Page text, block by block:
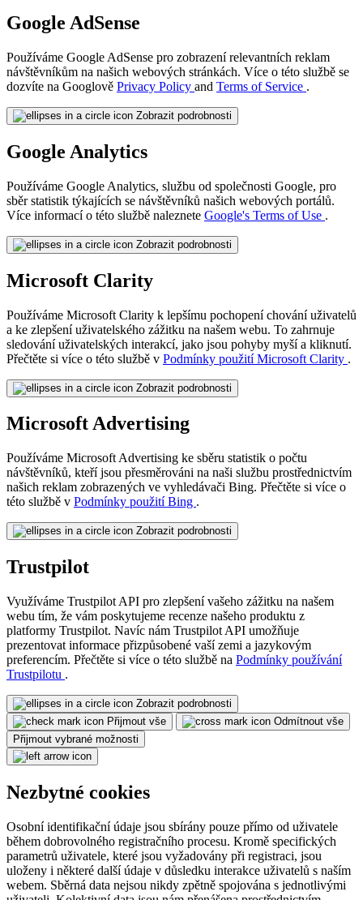
Google AdSense
Používáme Google AdSense pro zobrazení relevantních reklam
návštěvníkům na našich webových stránkách. Více o této službě se
dozvíte na Googlově Privacy Policy and Terms of Service .
Zobrazit podrobnosti
Google Analytics
Používáme Google Analytics, službu od společnosti Google, pro
sběr statistik týkajících se návštěvníků našich webových portálů.
Více informací o této službě naleznete Google's Terms of Use .
Zobrazit podrobnosti
Microsoft Clarity
Používáme Microsoft Clarity k lepšímu pochopení chování uživatelů
a ke zlepšení uživatelského zážitku na našem webu. To zahrnuje
sledování uživatelských interakcí, jako jsou pohyby myší a kliknutí.
Přečtěte si více o této službě v Podmínky použití Microsoft Clarity .
Zobrazit podrobnosti
Microsoft Advertising
Používáme Microsoft Advertising ke sběru statistik o počtu
návštěvníků, kteří jsou přesměrováni na naši službu prostřednictvím
našich reklam zobrazených ve vyhledávači Bing. Přečtěte si více o
této službě v Podmínky použití Bing .
Zobrazit podrobnosti
Trustpilot
Využíváme Trustpilot API pro zlepšení vašeho zážitku na našem
webu tím, že vám poskytujeme recenze našeho produktu z
platformy Trustpilot. Navíc nám Trustpilot API umožňuje
prezentovat informace přizpůsobené vaší zemi a jazykovým
preferencím. Přečtěte si více o této službě na Podmínky používání
Trustpilotu .
Zobrazit podrobnosti
Přijmout vše
Odmítnout vše
Přijmout vybrané možnosti
Nezbytné cookies
Osobní identifikační údaje jsou sbírány pouze přímo od uživatele
během dobrovolného registračního procesu. Kromě specifických
parametrů uživatele, které jsou vyžadovány při registraci, jsou
uloženy i některé další údaje v důsledku interakce uživatelů s naším
webem. Sběrná data nejsou nikdy zpětně spojována s jednotlivými